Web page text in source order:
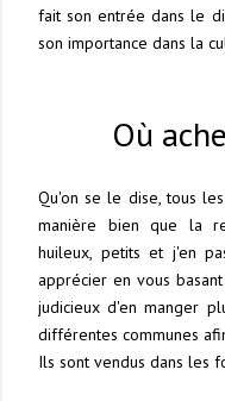
fait son entrée dans le
son importance dans la
Où
Qu'on se le dise, tous
manière bien que la
huileux, petits et j'en
apprécier en vous
judicieux d'en manger
différentes communes
Ils sont vendus dans les